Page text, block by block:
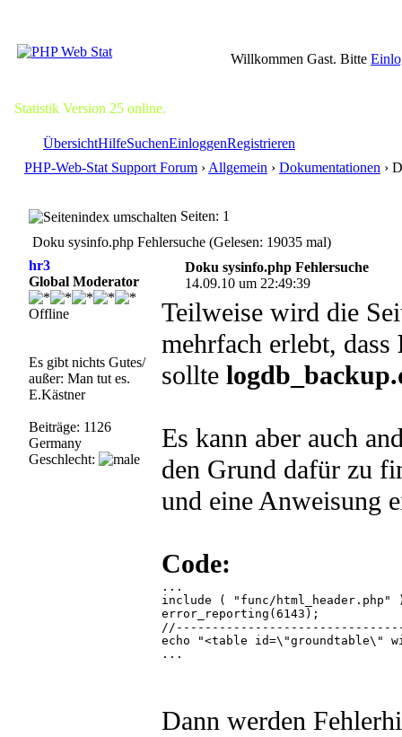
Willkommen Gast. Bitte
Statistik Version 25 online.
ÜbersichtHilfeSuchenEinloggenRegistrieren
PHP-Web-Stat Support Forum › Allgemein › Dokumentationen ›
Seiten: 1
Doku sysinfo.php Fehlersuche (Gelesen: 19035 mal)
hr3
Global Moderator
Offline
Es gibt nichts Gutes/
außer: Man tut es.
E.Kästner
Beiträge: 1126
Germany
Geschlecht:
Doku sysinfo.php Fehlersuche
14.09.10 um 22:49:39
Teilweise wird die
mehrfach erlebt, dass
sollte
Es kann aber auch
den Grund dafür zu
und eine Anweisung
Code:
...
error_reporting(6143);
echo "<table id=\"groundtable\"
...
Dann werden